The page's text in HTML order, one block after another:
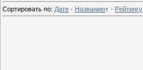
Сортировать по: Дате · Названию↑ · Рейтингу